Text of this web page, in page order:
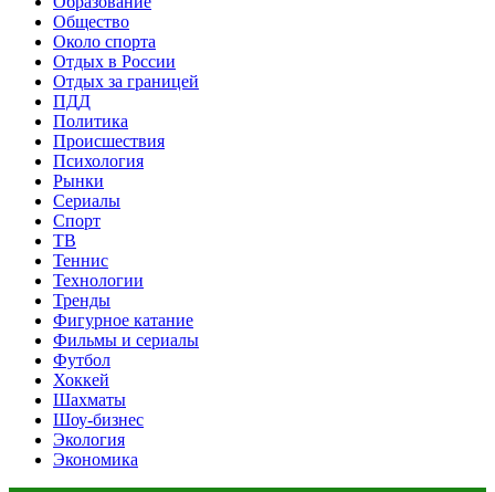
Общество
Около спорта
Отдых в России
Отдых за границей
ПДД
Политика
Происшествия
Психология
Рынки
Сериалы
Спорт
ТВ
Теннис
Технологии
Тренды
Фигурное катание
Фильмы и сериалы
Футбол
Хоккей
Шахматы
Шоу-бизнес
Экология
Экономика